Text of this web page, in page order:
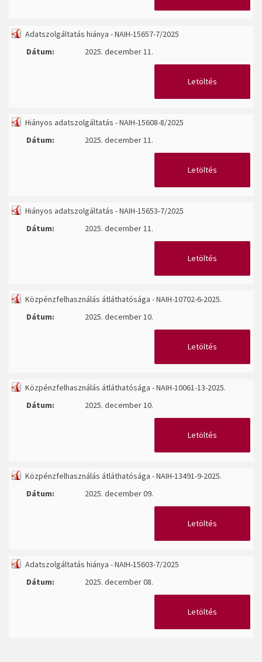
Adatszolgáltatás hiánya - NAIH-15657-7/2025
Dátum:
2025. december 11.
Letöltés
Hiányos adatszolgáltatás - NAIH-15608-8/2025
Dátum:
2025. december 11.
Letöltés
Hiányos adatszolgáltatás - NAIH-15653-7/2025
Dátum:
2025. december 11.
Letöltés
Közpénzfelhasználás átláthatósága - NAIH-10702-6-2025.
Dátum:
2025. december 10.
Letöltés
Közpénzfelhasználás átláthatósága - NAIH-10061-13-2025.
Dátum:
2025. december 10.
Letöltés
Közpénzfelhasználás átláthatósága - NAIH-13491-9-2025.
Dátum:
2025. december 09.
Letöltés
Adatszolgáltatás hiánya - NAIH-15603-7/2025
Dátum:
2025. december 08.
Letöltés